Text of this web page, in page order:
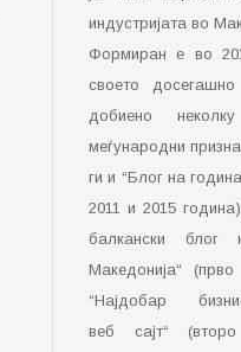
индустријата во
Формиран е во
своето
добиено
меѓународни
ги и “Блог на
2011 и 2015
балкански
Македонија“
“Најдобар
веб сајт“